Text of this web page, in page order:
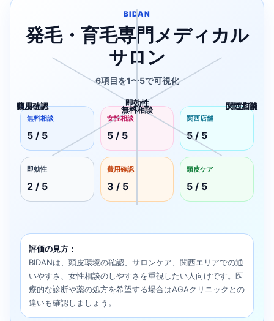
BIDAN
発毛・育毛専門メディカル
サロン
6項目を1〜5で可視化
無料相談 女性相談
関西店舗
即効性
費用確認
頭皮ケア
無料相談
5 / 5
女性相談
5 / 5
関西店舗
5 / 5
即効性
2 / 5
費用確認
3 / 5
頭皮ケア
5 / 5
評価の見方：
BIDANは、頭皮環境の確認、サロンケア、関西エリアでの通
いやすさ、女性相談のしやすさを重視したい人向けです。医
療的な診断や薬の処方を希望する場合はAGAクリニックとの
違いも確認しましょう。